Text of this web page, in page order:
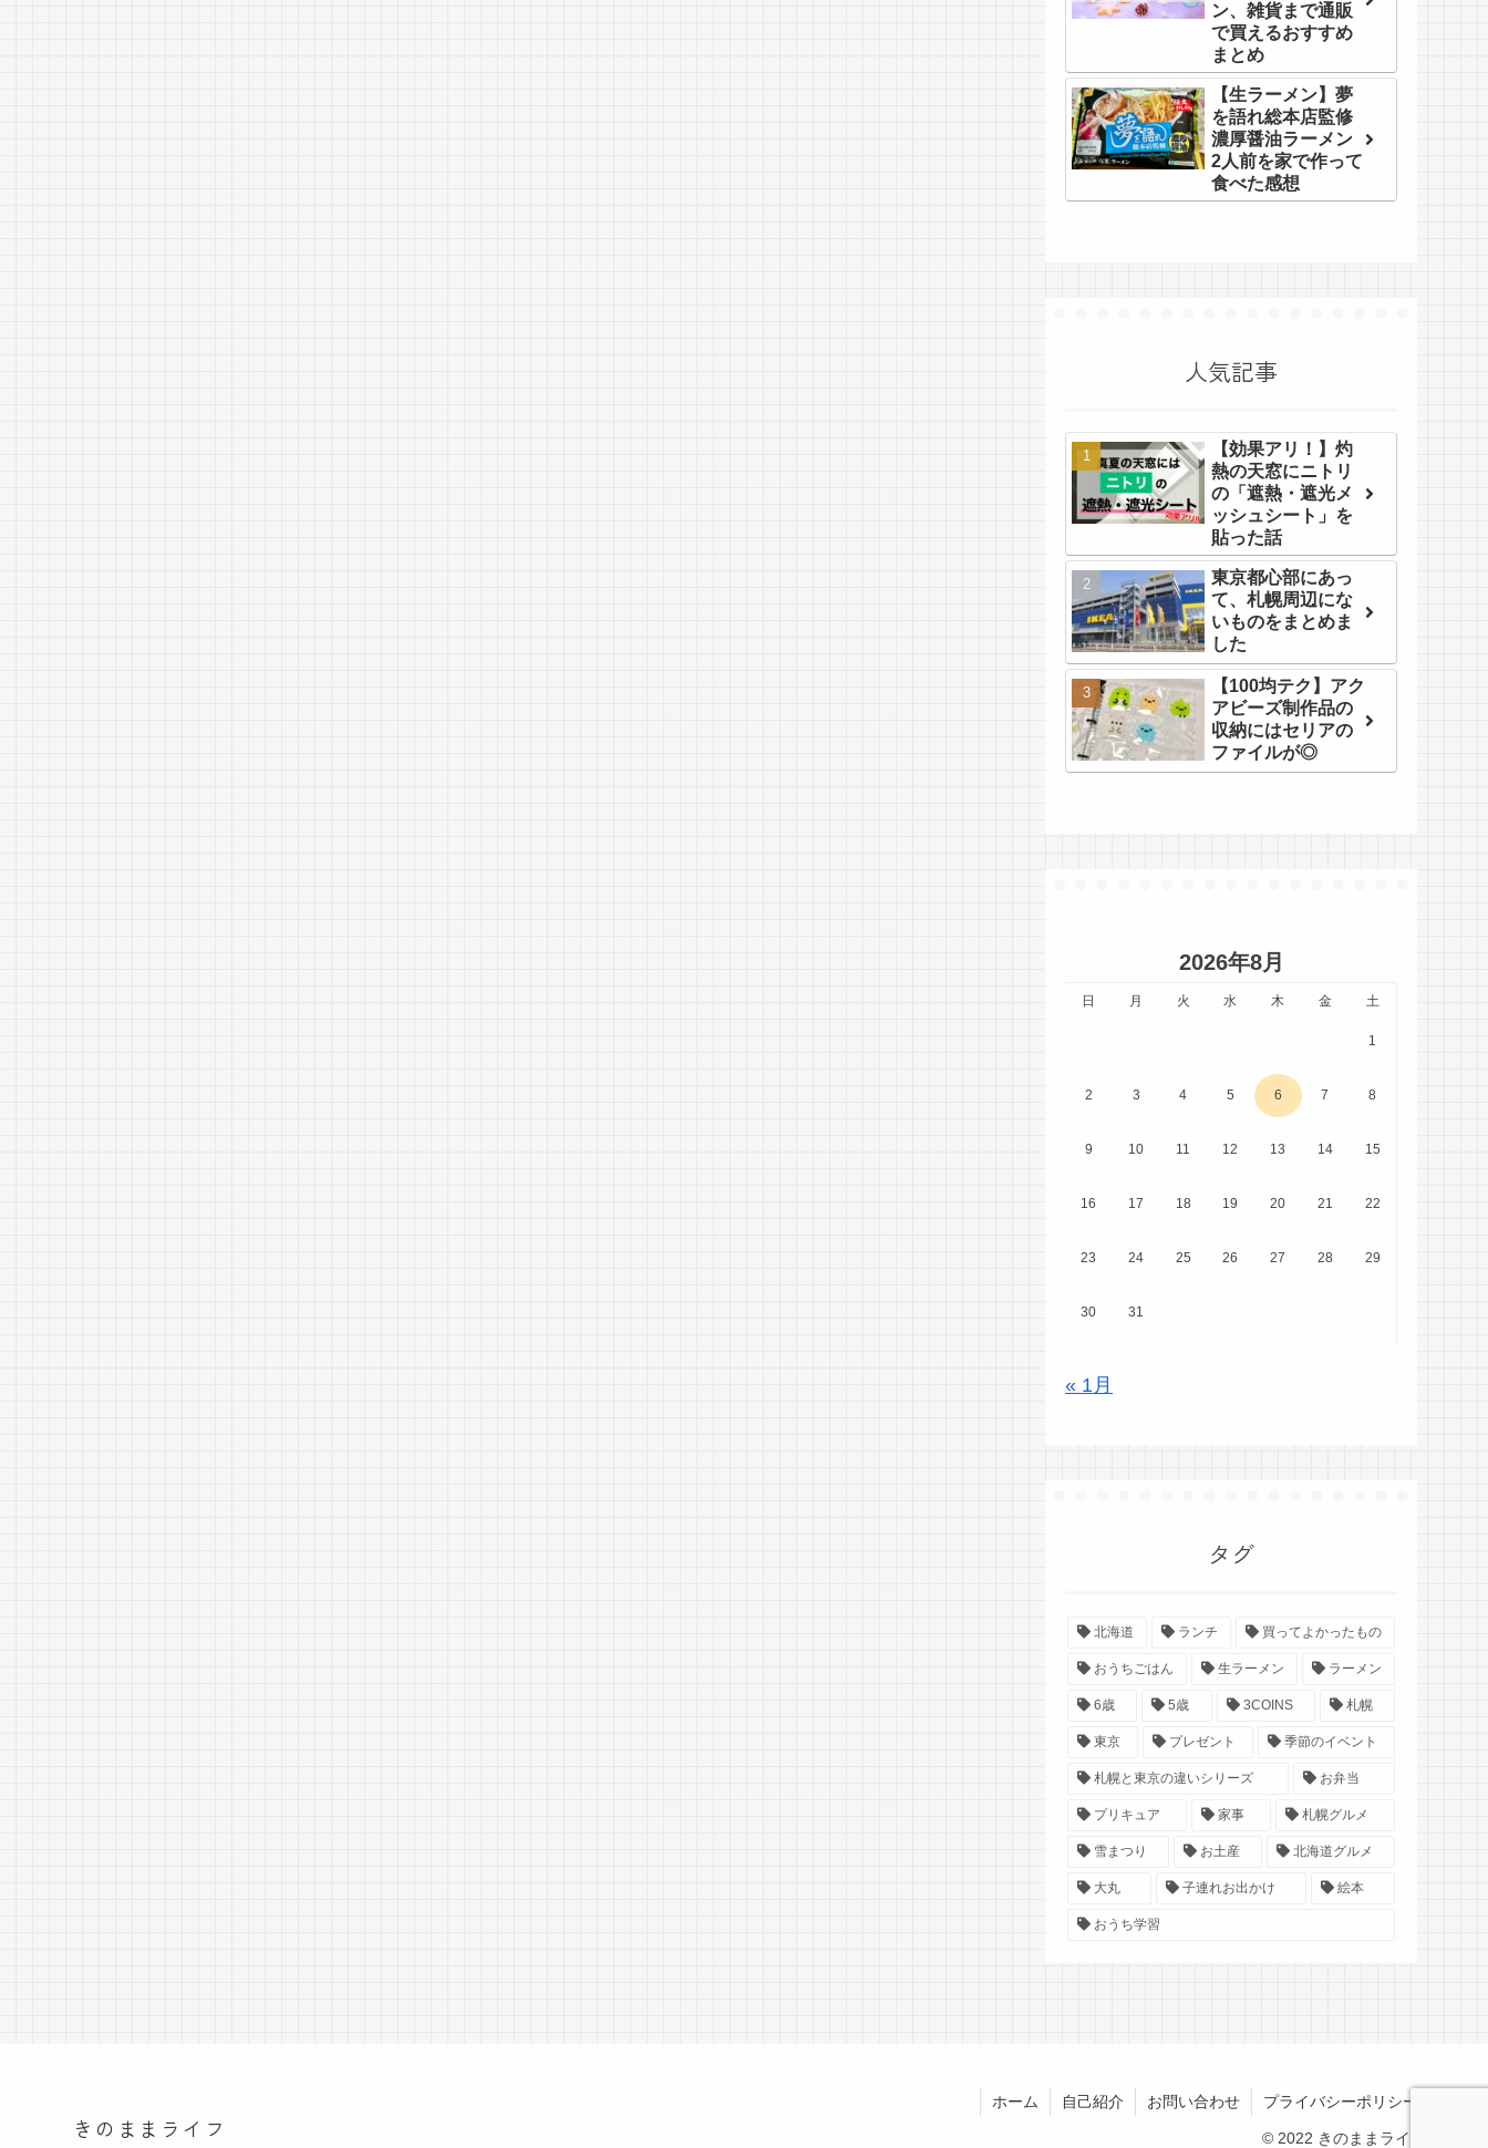
ン、雑貨まで通販
で買えるおすすめ
まとめ
【生ラーメン】夢
を語れ総本店監修
濃厚醤油ラーメン
2人前を家で作って
食べた感想
人気記事
【効果アリ！】灼
熱の天窓にニトリ
の「遮熱・遮光メ
ッシュシート」を
貼った話
東京都心部にあっ
て、札幌周辺にな
いものをまとめま
した
【100均テク】アク
アビーズ制作品の
収納にはセリアの
ファイルが◎
2026年8月
日 月 火 水 木 金 土
1
2 3 4 5 6 7 8
9 10 11 12 13 14 15
16 17 18 19 20 21 22
23 24 25 26 27 28 29
30 31
« 1月
タグ
北海道 ランチ 買ってよかったもの
おうちごはん 生ラーメン ラーメン
6歳 5歳 3COINS 札幌
東京 プレゼント 季節のイベント
札幌と東京の違いシリーズ お弁当
プリキュア 家事 札幌グルメ
雪まつり お土産 北海道グルメ
大丸 子連れお出かけ 絵本
おうち学習
きのままライフ
ホーム 自己紹介 お問い合わせ プライバシーポリシー
© 2022 きのままライフ.